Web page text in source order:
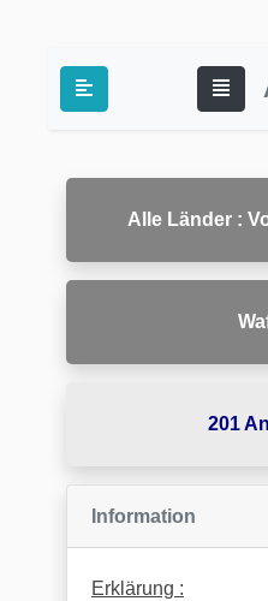
Alle Länder :
201
Information
Erklärung :